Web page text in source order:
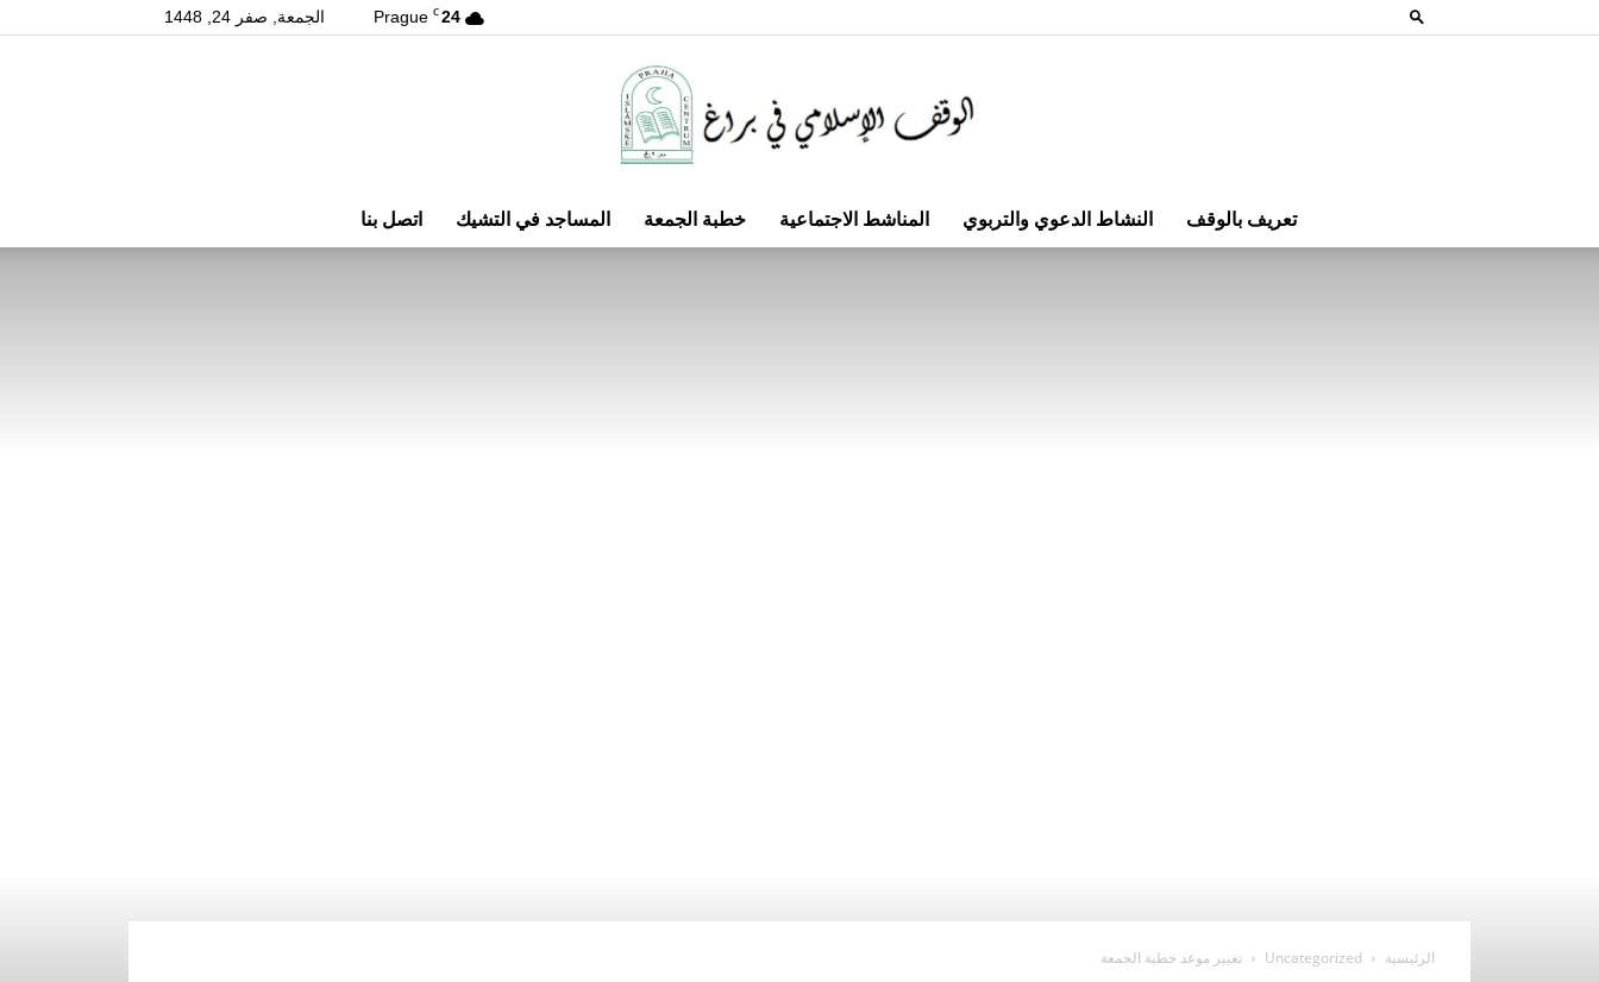
24
C
Prague الجمعة, صفر 24, 1448
اتصل بنا المساجد في التشيك خطبة الجمعة المناشط الاجتماعية النشاط الدعوي والتربوي تعريف بالوقف
الرئيسية Uncategorized تغيير موعد خطبة الجمعة